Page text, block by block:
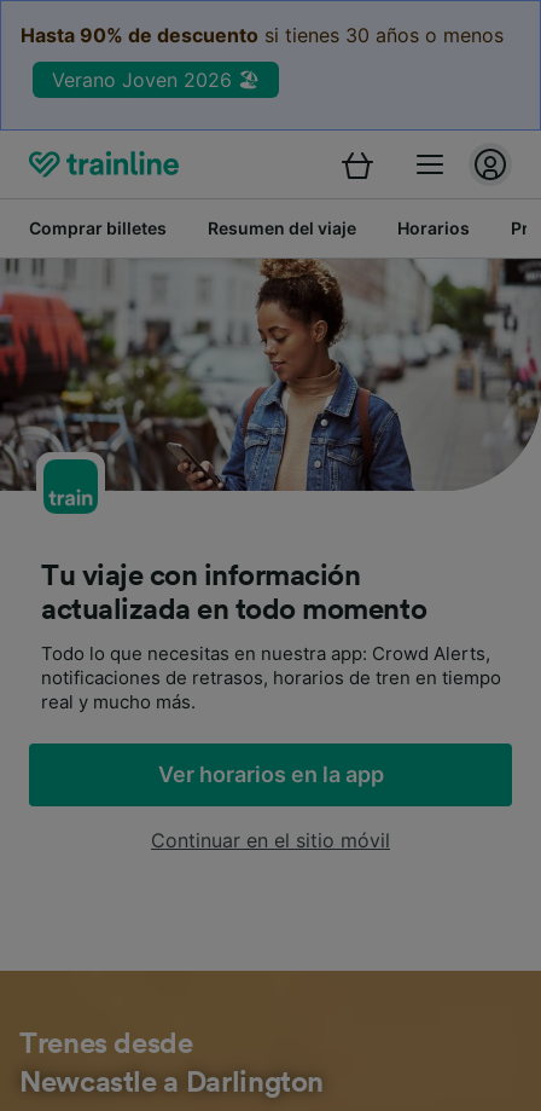
Hasta 90% de descuento si tienes 30 años o menos
Verano Joven 2026 🏖️
Comprar billetes Resumen del viaje Horarios
Tu viaje con información
actualizada en todo momento
Todo lo que necesitas en nuestra app: Crowd Alerts,
notificaciones de retrasos, horarios de tren en tiempo
real y mucho más.
Ver horarios en la app
Continuar en el sitio móvil
Trenes desde
Newcastle a Darlington